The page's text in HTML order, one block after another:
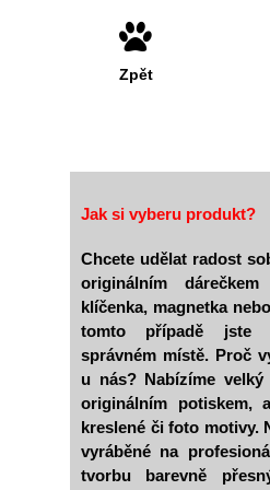
Zpět
Jak si vyberu produkt?
Chcete udělat radost
originálním
klíčenka, magnetka
tomto případě
správném místě. Proč
u nás? Nabízíme
originálním
kreslené či foto motivy.
vyráběné na
tvorbu barevně